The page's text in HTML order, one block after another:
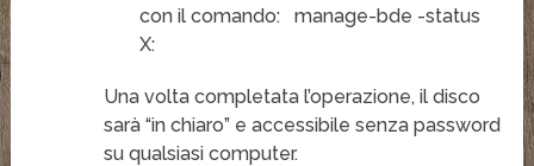
con il comando:
manage-bde -status
X:
Una volta completata l’operazione, il disco
sarà “in chiaro” e accessibile senza password
su qualsiasi computer.